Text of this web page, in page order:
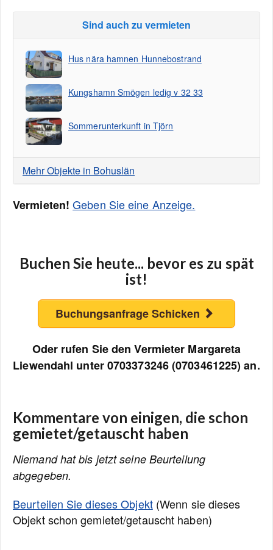
Sind auch zu vermieten
Hus nära hamnen Hunnebostrand
Kungshamn Smögen ledig v 32 33
Sommerunterkunft in Tjörn
Mehr Objekte in Bohuslän
Vermieten! Geben Sie eine Anzeige.
Buchen Sie heute... bevor es zu spät
ist!
Buchungsanfrage Schicken
Oder rufen Sie den Vermieter Margareta
Liewendahl unter 0703373246 (0703461225) an.
Kommentare von einigen, die schon
gemietet/getauscht haben
Niemand hat bis jetzt seine Beurteilung
abgegeben.
Beurteilen Sie dieses Objekt(Wenn sie dieses
Objekt schon gemietet/getauscht haben)